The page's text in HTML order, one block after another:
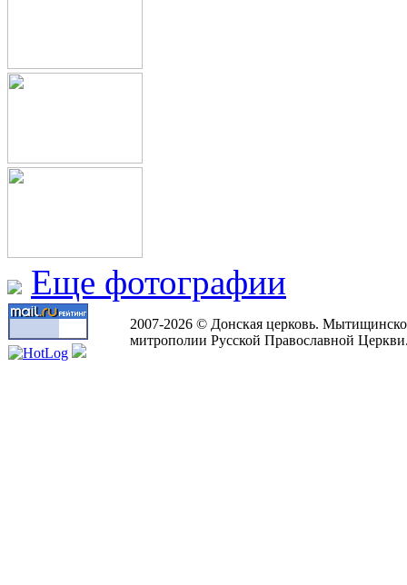
Еще фотографии
2007-2026 © Донская церковь.
митрополии Русской Православной